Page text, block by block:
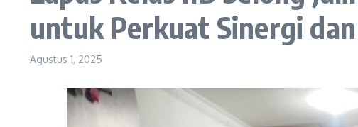
untuk Perkuat Sinergi
Agustus 1, 2025